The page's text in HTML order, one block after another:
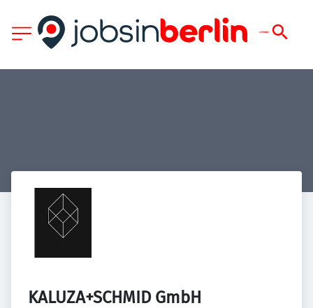
KALUZA+SCHMID GmbH